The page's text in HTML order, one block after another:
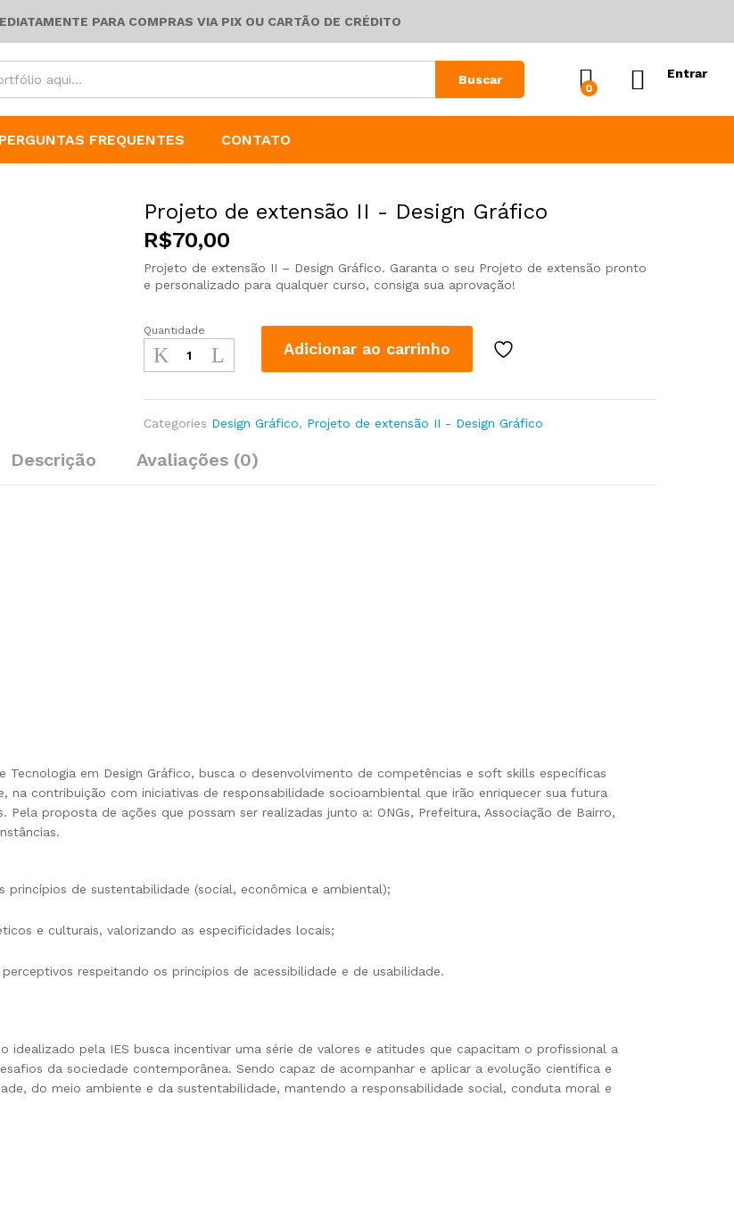
PARA COMPRAS VIA PIX OU CARTÃO DE CRÉDITO
Buscar
0
Entrar
PERGUNTAS FREQUENTES CONTATO
Projeto de extensão II - Design Gráfico
R$70,00
Projeto de extensão II – Design Gráfico. Garanta o seu Projeto de extensão pronto
e personalizado para qualquer curso, consiga sua aprovação!
Quantidade
Adicionar ao carrinho
Categories Design Gráfico, Projeto de extensão II - Design Gráfico
Descrição Avaliações (0)
em Design Gráfico, busca o desenvolvimento de competências e soft skills específicas
contribuição com iniciativas de responsabilidade socioambiental que irão enriquecer sua futura
proposta de ações que possam ser realizadas junto a: ONGs, Prefeitura, Associação de Bairro,
de sustentabilidade (social, econômica e ambiental);
e culturais, valorizando as especificidades locais;
respeitando os princípios de acessibilidade e de usabilidade.
idealizado pela IES busca incentivar uma série de valores e atitudes que capacitam o profissional a
da sociedade contemporânea. Sendo capaz de acompanhar e aplicar a evolução científica e
do meio ambiente e da sustentabilidade, mantendo a responsabilidade social, conduta moral e